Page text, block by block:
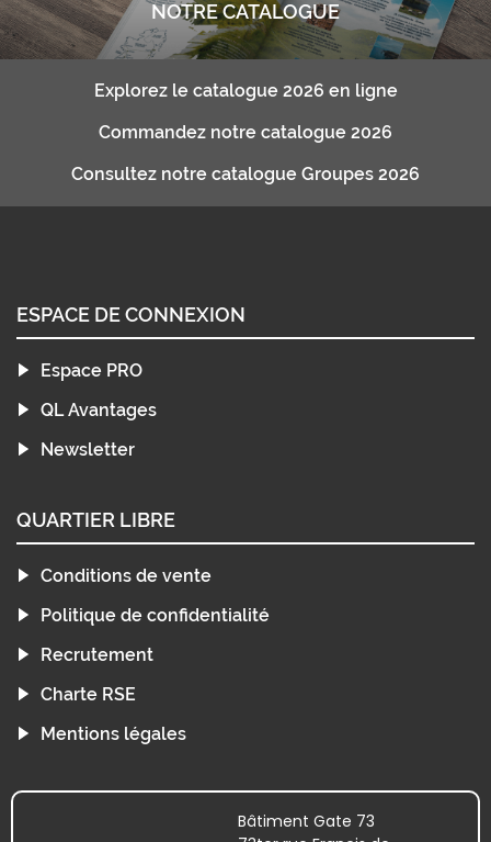
NOTRE CATALOGUE
Explorez le catalogue 2026 en ligne
Commandez notre catalogue 2026
Consultez notre catalogue Groupes 2026
ESPACE DE CONNEXION
Espace PRO
QL Avantages
Newsletter
QUARTIER LIBRE
Conditions de vente
Politique de confidentialité
Recrutement
Charte RSE
Mentions légales
Bâtiment Gate 73